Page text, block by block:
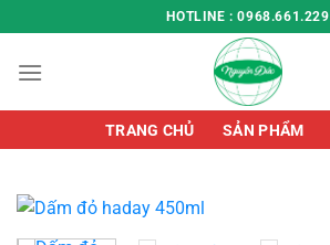
đến
nội
HOTLINE : 0968.661.229
TRANG CHỦ SẢN PHẨM